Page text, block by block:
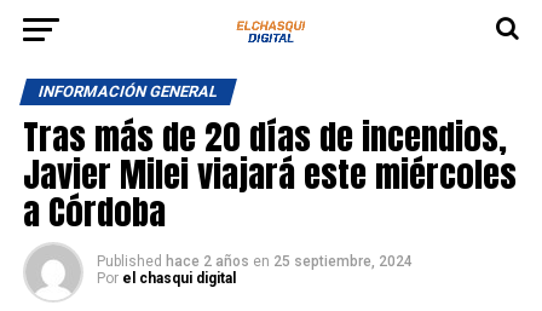
INFORMACIÓN GENERAL
Tras más de 20 días de incendios,
Javier Milei viajará este miércoles
a Córdoba
Published hace 2 años en 25 septiembre, 2024
Por el chasqui digital